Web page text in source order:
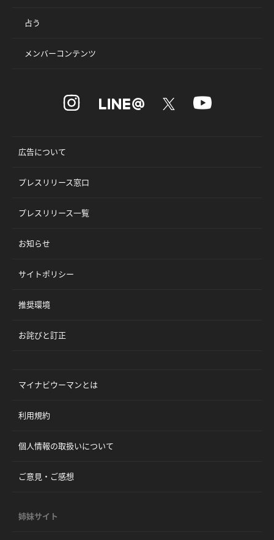
占う
メンバーコンテンツ
広告について
プレスリリース窓口
プレスリリース一覧
お知らせ
サイトポリシー
推奨環境
お詫びと訂正
マイナビウーマンとは
利用規約
個人情報の取扱いについて
ご意見・ご感想
姉妹サイト